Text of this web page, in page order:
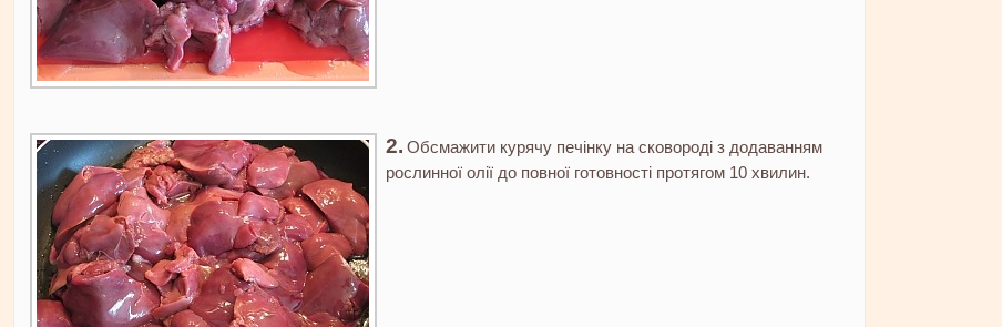
Обсмажити курячу печінку на сковороді з додаванням
рослинної олії до повної готовності протягом 10 хвилин.